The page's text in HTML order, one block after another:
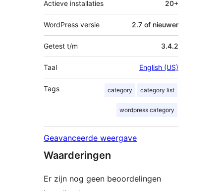
Actieve installaties 20+
WordPress versie 2.7 of nieuwer
Getest t/m 3.4.2
Taal English (US)
Tags category category list
wordpress category
Geavanceerde weergave
Waarderingen
Er zijn nog geen beoordelingen